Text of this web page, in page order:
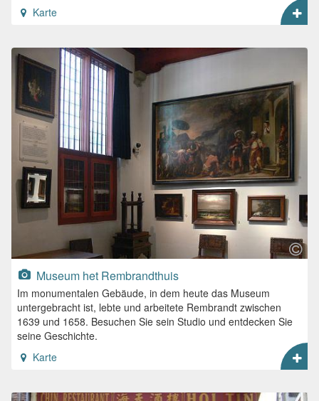
Karte
Museum het Rembrandthuis
Im monumentalen Gebäude, in dem heute das Museum
untergebracht ist, lebte und arbeitete Rembrandt zwischen
1639 und 1658. Besuchen Sie sein Studio und entdecken Sie
seine Geschichte.
Karte